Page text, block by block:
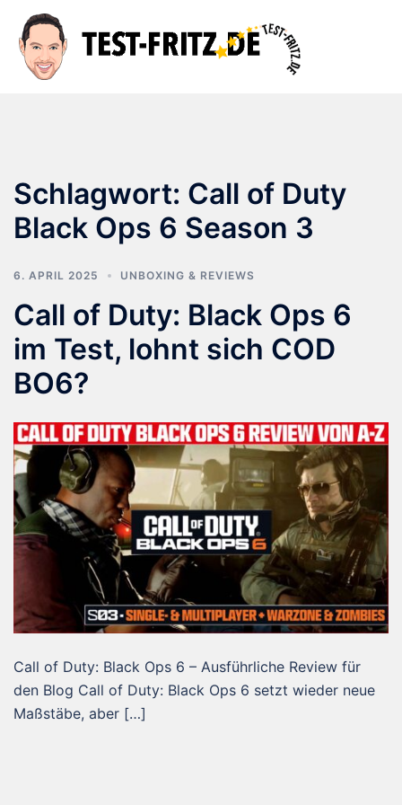
Inhalt
springen
Schlagwort: Call of Duty
Black Ops 6 Season 3
6. APRIL 2025 UNBOXING & REVIEWS
Call of Duty: Black Ops 6
im Test, lohnt sich COD
BO6?
Call of Duty: Black Ops 6 – Ausführliche Review für
den Blog Call of Duty: Black Ops 6 setzt wieder neue
Maßstäbe, aber […]